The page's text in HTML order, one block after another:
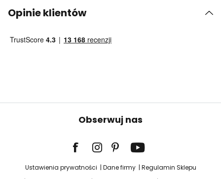
Opinie klientów
Obserwuj nas
Ustawienia prywatności Dane firmy
Regulamin Sklepu